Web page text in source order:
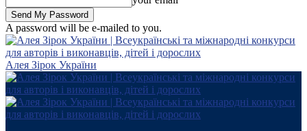
A password will be e-mailed to you.
Алея Зірок України